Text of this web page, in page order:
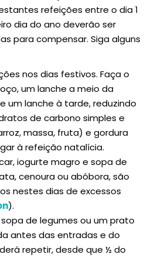
refeições entre o dia 1
dia do ano deverão ser
para compensar. Siga alguns
nos dias festivos. Faça o
um lanche a meio da
um lanche à tarde, reduzindo
de carbono simples e
massa, fruta) e gordura
à refeição natalícia.
iogurte magro e sopa de
cenoura ou abóbora, são
nestes dias de excessos
).
de legumes ou um prato
antes das entradas e do
repetir, desde que ½ do